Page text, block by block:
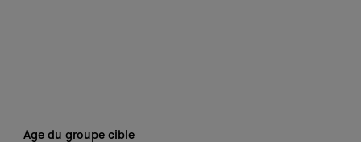
Age du groupe cible